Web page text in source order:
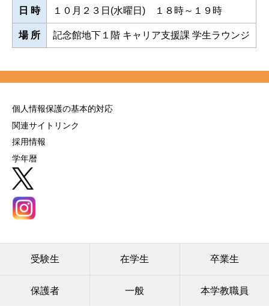
日 時 １０月２３日(水曜日) １８時～１９時
場 所 記念館地下１階 キャリア支援課 学生ラウンジ
個人情報保護の基本的対応
関連サイトリンク
採用情報
学年暦
受験生 在学生 卒業生
保護者 一般 本学教職員